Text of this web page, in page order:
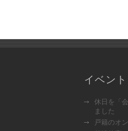
イベン
休日を「
ました
戸籍のオ